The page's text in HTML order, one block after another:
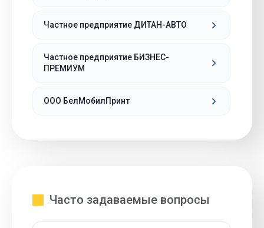
Частное предприятие ДИТАН-АВТО
Частное предприятие БИЗНЕС-
ПРЕМИУМ
ООО БелМобилПринт
Часто задаваемые вопросы